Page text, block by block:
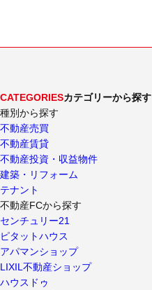
CATEGORIESカテゴリーから探す
種別から探す
不動産売買
不動産賃貸
不動産投資・収益物件
建築・リフォーム
テナント
不動産FCから探す
センチュリー21
ピタットハウス
アパマンショップ
LIXIL不動産ショップ
ハウスドゥ